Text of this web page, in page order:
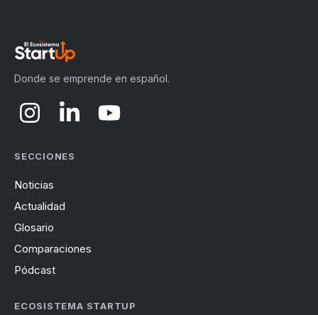
Donde se emprende en español.
SECCIONES
Noticias
Actualidad
Glosario
Comparaciones
Pódcast
ECOSISTEMA STARTUP